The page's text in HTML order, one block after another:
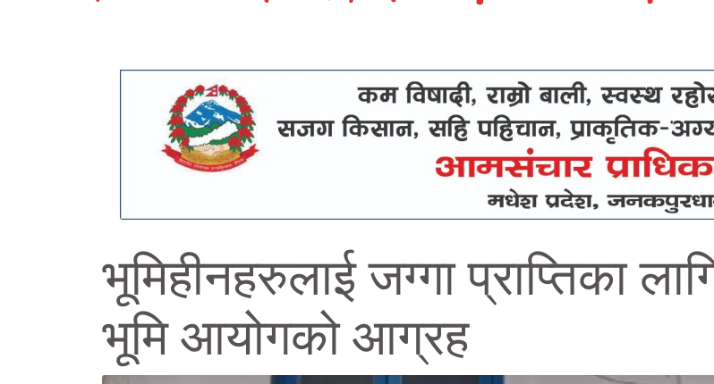
भूमिहीनहरुलाई जग्गा प्राप्तिका
भूमि आयोगको आग्रह